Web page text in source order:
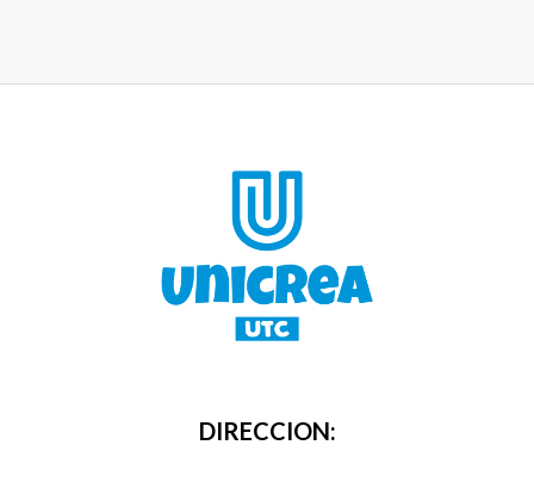
DIRECCION: